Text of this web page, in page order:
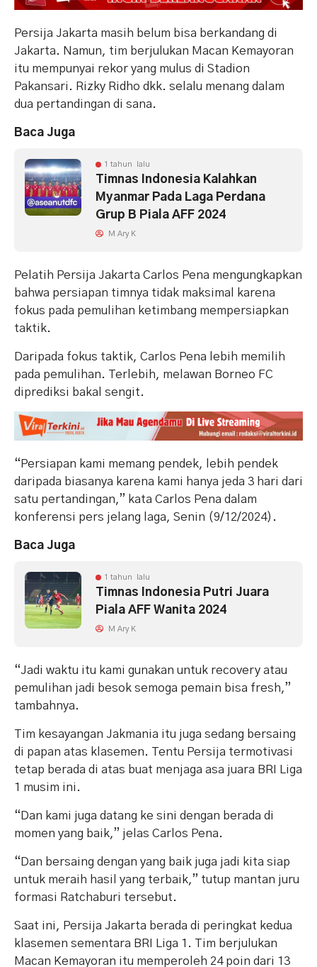
Persija Jakarta masih belum bisa berkandang di
Jakarta. Namun, tim berjulukan Macan Kemayoran
itu mempunyai rekor yang mulus di Stadion
Pakansari. Rizky Ridho dkk. selalu menang dalam
dua pertandingan di sana.
Baca Juga
1 tahun lalu
Timnas Indonesia Kalahkan
Myanmar Pada Laga Perdana
Grup B Piala AFF 2024
M Ary K
Pelatih Persija Jakarta Carlos Pena mengungkapkan
bahwa persiapan timnya tidak maksimal karena
fokus pada pemulihan ketimbang mempersiapkan
taktik.
Daripada fokus taktik, Carlos Pena lebih memilih
pada pemulihan. Terlebih, melawan Borneo FC
diprediksi bakal sengit.
“Persiapan kami memang pendek, lebih pendek
daripada biasanya karena kami hanya jeda 3 hari dari
satu pertandingan,” kata Carlos Pena dalam
konferensi pers jelang laga, Senin (9/12/2024).
Baca Juga
1 tahun lalu
Timnas Indonesia Putri Juara
Piala AFF Wanita 2024
M Ary K
“Jadi waktu itu kami gunakan untuk recovery atau
pemulihan jadi besok semoga pemain bisa fresh,”
tambahnya.
Tim kesayangan Jakmania itu juga sedang bersaing
di papan atas klasemen. Tentu Persija termotivasi
tetap berada di atas buat menjaga asa juara BRI Liga
1 musim ini.
“Dan kami juga datang ke sini dengan berada di
momen yang baik,” jelas Carlos Pena.
“Dan bersaing dengan yang baik juga jadi kita siap
untuk meraih hasil yang terbaik,” tutup mantan juru
formasi Ratchaburi tersebut.
Saat ini, Persija Jakarta berada di peringkat kedua
klasemen sementara BRI Liga 1. Tim berjulukan
Macan Kemayoran itu memperoleh 24 poin dari 13